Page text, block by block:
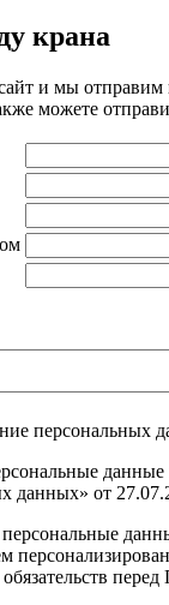
крана
и мы
можете
персональных
данных» от
перед